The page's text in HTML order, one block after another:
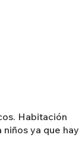
Habitación
ya que hay